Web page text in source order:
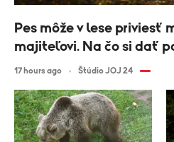
Pes môže v lese priviesť
majiteľovi. Na čo si dať
17 hours ago Štúdio JOJ 24